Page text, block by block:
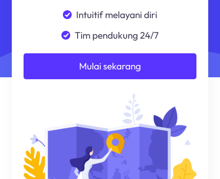
Intuitif melayani diri
Tim pendukung 24/7
Mulai sekarang